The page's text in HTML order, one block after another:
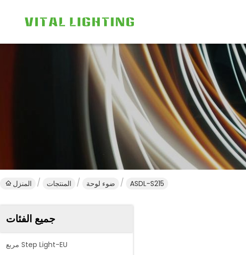
المنزل المنتجات ضوء لوحة ASDL-S215
جميع الفئات
مربع Step Light-EU